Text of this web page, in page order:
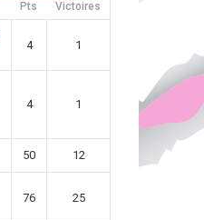
Pts Victoires
4 1
4 1
50 12
76 25